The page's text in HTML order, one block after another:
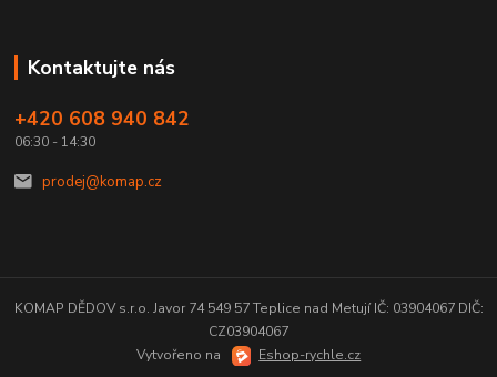
Kontaktujte nás
+420 608 940 842
06:30 - 14:30
prodej@komap.cz
KOMAP DĚDOV s.r.o. Javor 74 549 57 Teplice nad Metují IČ: 03904067 DIČ:
CZ03904067
Vytvořeno na
Eshop-rychle.cz